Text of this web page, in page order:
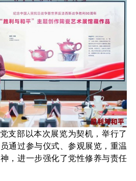
支部 以本次展览为契机，举行了
通过参与仪式、参观展览，重温
，进一步强化了党性修养与责任